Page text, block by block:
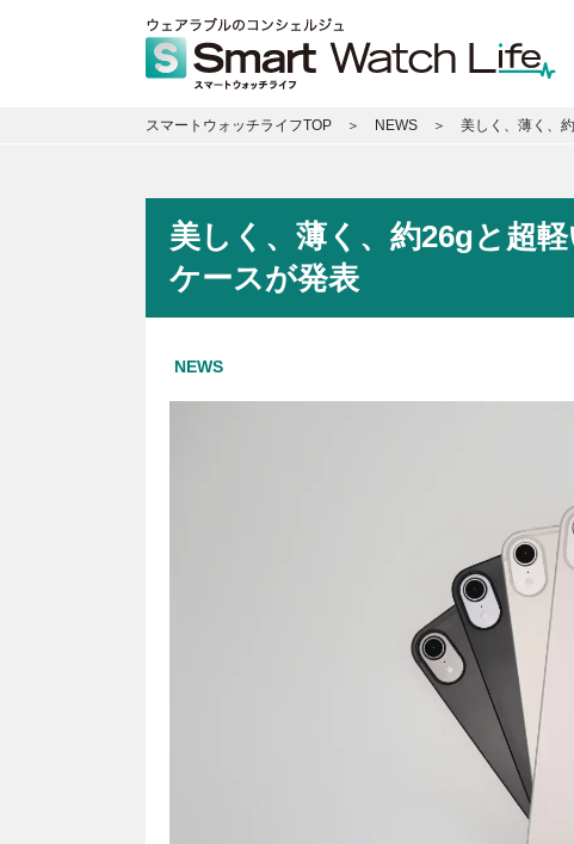
スマートウォッチライフTOP NEWS 美しく、薄く、
美しく、薄く、約26gと超
ケースが発表
NEWS